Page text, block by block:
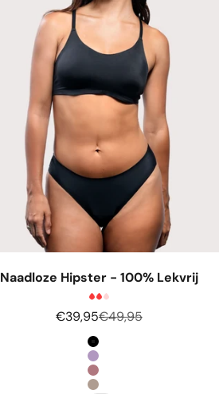
Naadloze Hipster - 100% Lekvrij
Aanbiedingsprijs
€39,95Normale prijs
€49,95
Kleur
Zwart
Lila
Roze